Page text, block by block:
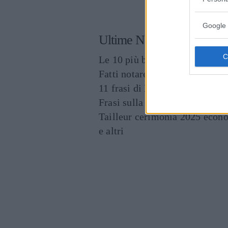
Google
CONDIVIDI SU
Ultime News
Le 10 più belle frasi dei The
Fatti notare! Le frasi per stati
11 frasi di Papa Leone XIV,
Frasi sulla libertà: le più
Tailleur cerimonia 2025
e altri